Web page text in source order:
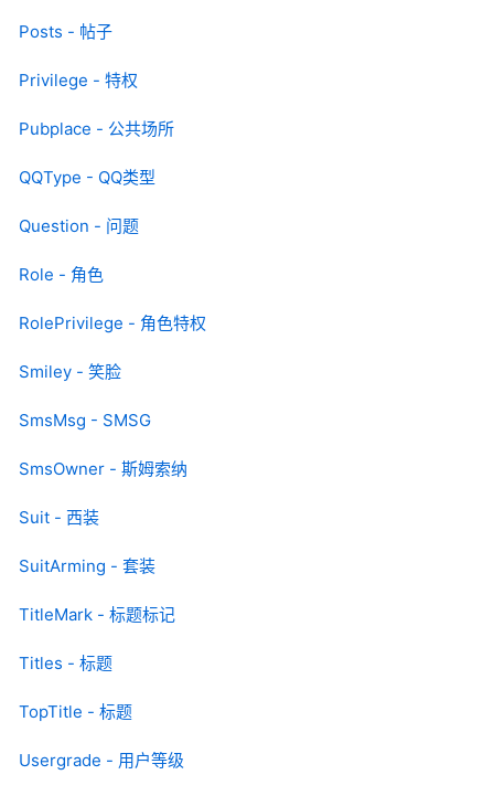
Posts - 帖子
Privilege - 特权
Pubplace - 公共场所
QQType - QQ类型
Question - 问题
Role - 角色
RolePrivilege - 角色特权
Smiley - 笑脸
SmsMsg - SMSG
SmsOwner - 斯姆索纳
Suit - 西装
SuitArming - 套装
TitleMark - 标题标记
Titles - 标题
TopTitle - 标题
Usergrade - 用户等级